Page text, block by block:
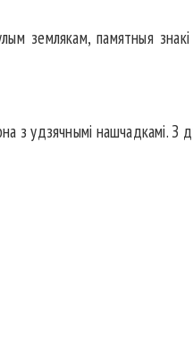
землякам, памятныя
з удзячнымі нашчадкамі.